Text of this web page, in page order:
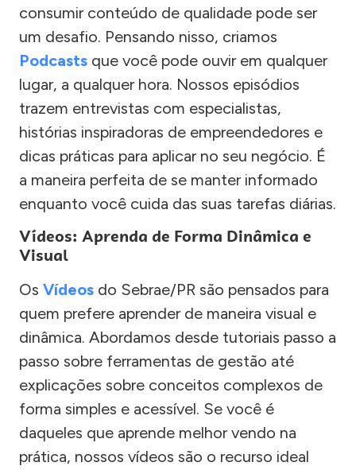
consumir conteúdo de qualidade pode ser
um desafio. Pensando nisso, criamos
Podcasts que você pode ouvir em qualquer
lugar, a qualquer hora. Nossos episódios
trazem entrevistas com especialistas,
histórias inspiradoras de empreendedores e
dicas práticas para aplicar no seu negócio. É
a maneira perfeita de se manter informado
enquanto você cuida das suas tarefas diárias.
Vídeos: Aprenda de Forma Dinâmica e
Visual
Os Vídeos do Sebrae/PR são pensados para
quem prefere aprender de maneira visual e
dinâmica. Abordamos desde tutoriais passo a
passo sobre ferramentas de gestão até
explicações sobre conceitos complexos de
forma simples e acessível. Se você é
daqueles que aprende melhor vendo na
prática, nossos vídeos são o recurso ideal